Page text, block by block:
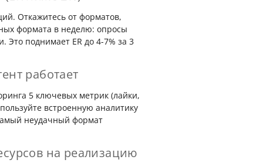
Откажитесь от форматов,
формата в неделю: опросы
Это поднимает ER до 4-7% за 3
работает
5 ключевых метрик (лайки,
встроенную аналитику
неудачный формат
на реализацию